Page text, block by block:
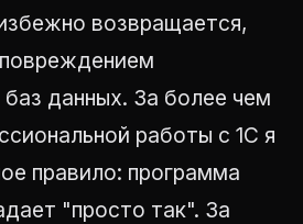
возвращается,
данных. За более чем
работы с 1С я
правило: программа
"просто так". За